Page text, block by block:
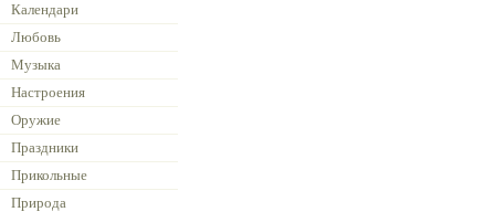
Календари
Любовь
Музыка
Настроения
Оружие
Праздники
Прикольные
Природа